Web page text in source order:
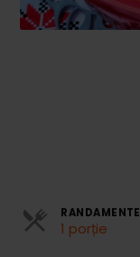
Cheesecake
Conserve
RANDAMENTE
1 porție